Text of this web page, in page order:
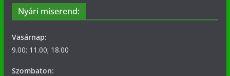
Nyári miserend:
Vasárnap:
9.00; 11.00; 18.00
Szombaton: